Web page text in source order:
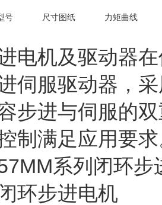
号 尺寸图纸 力矩曲线
电机及驱动器
伺服驱动器，
步进与伺服的
制满足应用要
系列闭环步
环步进电机